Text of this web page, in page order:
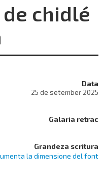
chidlé
Data
25 de setember 2025
Galaria retrac
Grandeza scritura